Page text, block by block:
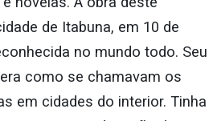
de Itabuna, em 10 de
no mundo todo. Seu
como se chamavam os
em cidades do interior. Tinha